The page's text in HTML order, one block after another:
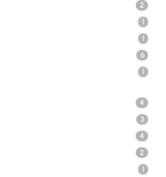
2
1
1
6
1
4
3
4
2
1